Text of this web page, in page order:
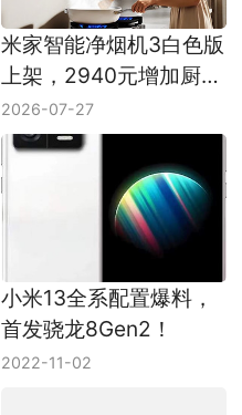
米家智能净烟机3白色版
上架，2940元增加厨房
新配色
2026-07-27
小米13全系配置爆料，
首发骁龙8Gen2！
2022-11-02